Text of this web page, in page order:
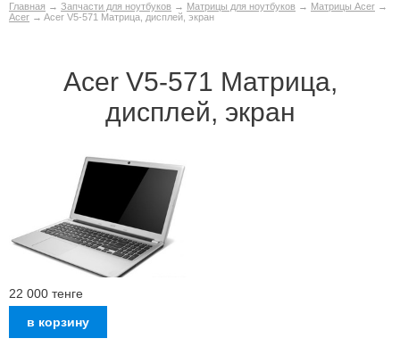
Главная → Запчасти для ноутбуков → Матрицы для ноутбуков → Матрицы Acer →
Acer → Acer V5-571 Матрица, дисплей, экран
Acer V5-571 Матрица,
дисплей, экран
22 000 тенге